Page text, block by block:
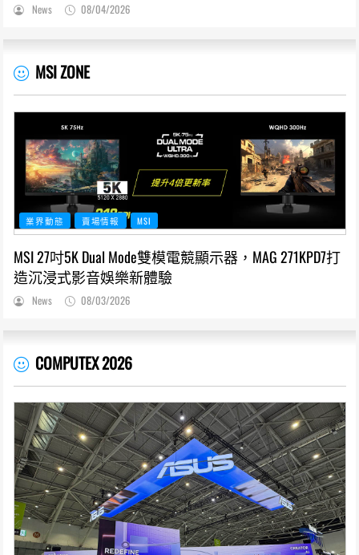
News 08/04/2026
MSI ZONE
業界動態 賣場情報 MSI
MSI 27吋5K Dual Mode雙模電競顯示器，MAG 271KPD7打
造沉浸式影音娛樂新體驗
News 08/03/2026
COMPUTEX 2026